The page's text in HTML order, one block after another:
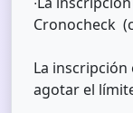
Cronocheck
La
agotar el